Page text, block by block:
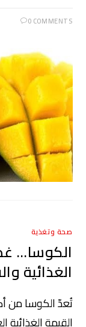
0 COMMENTS
صحة وتغذية
الكوسا…
الغذائية
تُعدّ الكوسا من
القيمة الغذائية